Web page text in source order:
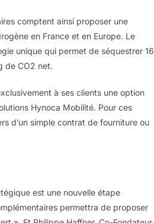
comptent ainsi proposer une
en France et en Europe. Le
unique qui permet de séquestrer 16
de CO2 net.
à ses clients une option
Hynoca Mobilité. Pour ces
d’un simple contrat de fourniture ou
est une nouvelle étape
permettra de proposer